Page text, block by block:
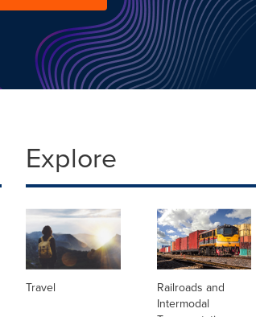
Explore
Travel
Railroads and
Intermodal